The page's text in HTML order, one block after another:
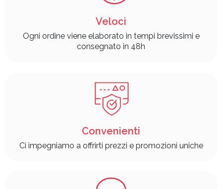
Veloci
Ogni ordine viene elaborato in tempi brevissimi e
consegnato in 48h
Convenienti
Ci impegniamo a offrirti prezzi e promozioni uniche